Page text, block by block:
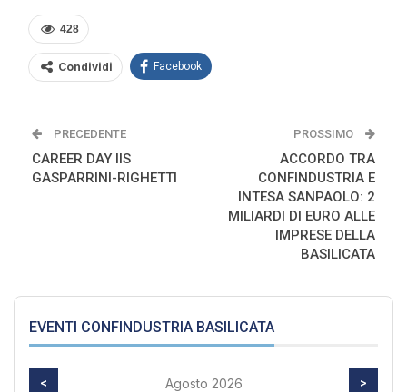
428
Condividi Facebook
PRECEDENTE
CAREER DAY IIS
GASPARRINI-RIGHETTI
PROSSIMO
ACCORDO TRA
CONFINDUSTRIA E
INTESA SANPAOLO: 2
MILIARDI DI EURO ALLE
IMPRESE DELLA
BASILICATA
EVENTI CONFINDUSTRIA BASILICATA
< Agosto 2026 >